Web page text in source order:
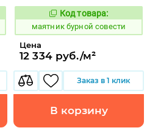
922773
Код товара:
маятник бурной совести
Цена
12 334 руб./м²
Заказ в 1 клик
В корзину